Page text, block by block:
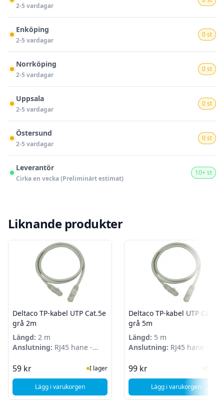
2-5 vardagar
Enköping
2-5 vardagar
0 st
Norrköping
2-5 vardagar
0 st
Uppsala
2-5 vardagar
0 st
Östersund
2-5 vardagar
0 st
Leverantör
Cirka en vecka (Preliminärt estimat)
10+ st
Liknande produkter
Deltaco TP-kabel UTP Cat.5e
grå 2m
Längd: 2 m
Anslutning: RJ45 hane -
59 kr I Lager
I lager
Lägg i varukorgen, Deltaco TP-kabel UTP Cat.5e grå 2m
Deltaco TP-kabel UTP Cat.5e
grå 5m
Längd: 5 m
Anslutning: RJ45 hane -
99 kr I
Lägg i varukorgen
, Deltaco TP-